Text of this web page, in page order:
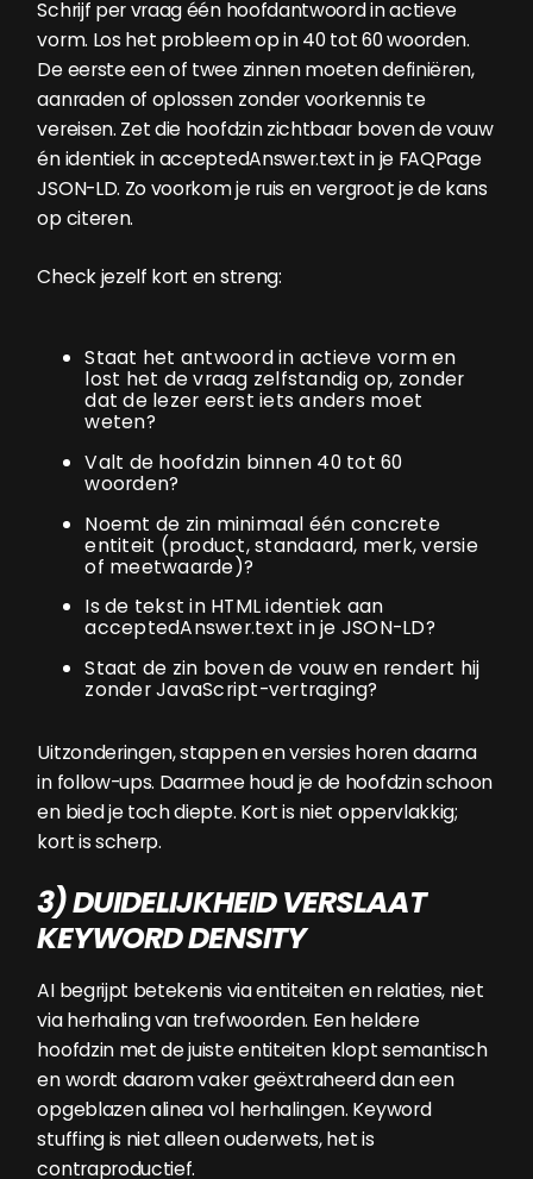
Schrijf per vraag één hoofdantwoord in actieve
vorm. Los het probleem op in 40 tot 60 woorden.
De eerste een of twee zinnen moeten definiëren,
aanraden of oplossen zonder voorkennis te
vereisen. Zet die hoofdzin zichtbaar boven de vouw
én identiek in acceptedAnswer.text in je FAQPage
JSON-LD. Zo voorkom je ruis en vergroot je de kans
op citeren.
Check jezelf kort en streng:
Staat het antwoord in actieve vorm en
lost het de vraag zelfstandig op, zonder
dat de lezer eerst iets anders moet
weten?
Valt de hoofdzin binnen 40 tot 60
woorden?
Noemt de zin minimaal één concrete
entiteit (product, standaard, merk, versie
of meetwaarde)?
Is de tekst in HTML identiek aan
acceptedAnswer.text in je JSON-LD?
Staat de zin boven de vouw en rendert hij
zonder JavaScript-vertraging?
Uitzonderingen, stappen en versies horen daarna
in follow-ups. Daarmee houd je de hoofdzin schoon
en bied je toch diepte. Kort is niet oppervlakkig;
kort is scherp.
3) DUIDELIJKHEID VERSLAAT
KEYWORD DENSITY
AI begrijpt betekenis via entiteiten en relaties, niet
via herhaling van trefwoorden. Een heldere
hoofdzin met de juiste entiteiten klopt semantisch
en wordt daarom vaker geëxtraheerd dan een
opgeblazen alinea vol herhalingen. Keyword
stuffing is niet alleen ouderwets, het is
contraproductief.